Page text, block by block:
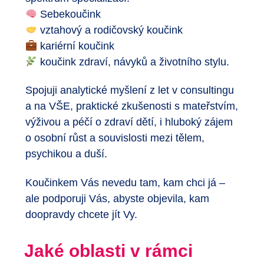
Sebekoučink
vztahový a rodičovský koučink
kariérní koučink
koučink zdraví, návyků a životního stylu.
Spojuji analytické myšlení z let v consultingu
a na VŠE, praktické zkušenosti s mateřstvím,
výživou a péčí o zdraví dětí, i hluboký zájem
o osobní růst a souvislosti mezi tělem,
psychikou a duší.
Koučinkem Vás nevedu tam, kam chci já –
ale podporuji Vás, abyste objevila, kam
doopravdy chcete jít Vy.
Jaké oblasti v rámci